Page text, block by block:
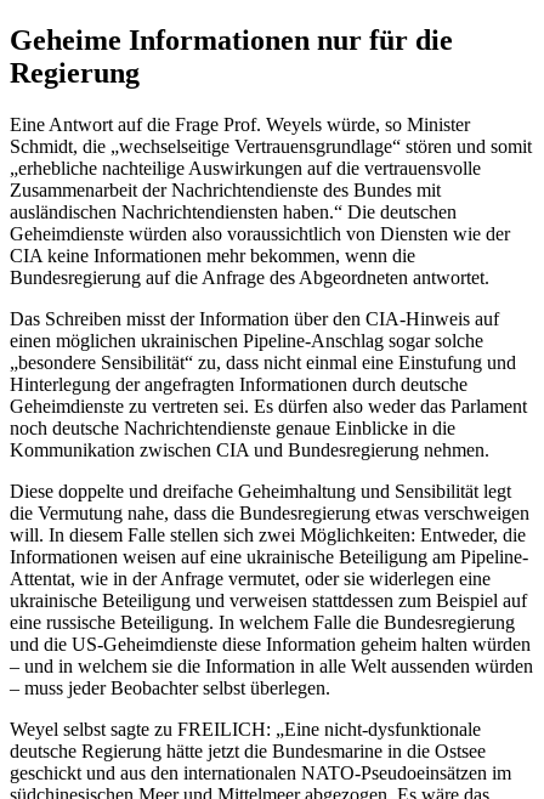
Geheime Informationen nur für die
Regierung
Eine Antwort auf die Frage Prof. Weyels würde, so Minister
Schmidt, die „wechselseitige Vertrauensgrundlage“ stören und somit
„erhebliche nachteilige Auswirkungen auf die vertrauensvolle
Zusammenarbeit der Nachrichtendienste des Bundes mit
ausländischen Nachrichtendiensten haben.“ Die deutschen
Geheimdienste würden also voraussichtlich von Diensten wie der
CIA keine Informationen mehr bekommen, wenn die
Bundesregierung auf die Anfrage des Abgeordneten antwortet.
Das Schreiben misst der Information über den CIA-Hinweis auf
einen möglichen ukrainischen Pipeline-Anschlag sogar solche
„besondere Sensibilität“ zu, dass nicht einmal eine Einstufung und
Hinterlegung der angefragten Informationen durch deutsche
Geheimdienste zu vertreten sei. Es dürfen also weder das Parlament
noch deutsche Nachrichtendienste genaue Einblicke in die
Kommunikation zwischen CIA und Bundesregierung nehmen.
Diese doppelte und dreifache Geheimhaltung und Sensibilität legt
die Vermutung nahe, dass die Bundesregierung etwas verschweigen
will. In diesem Falle stellen sich zwei Möglichkeiten: Entweder, die
Informationen weisen auf eine ukrainische Beteiligung am Pipeline-
Attentat, wie in der Anfrage vermutet, oder sie widerlegen eine
ukrainische Beteiligung und verweisen stattdessen zum Beispiel auf
eine russische Beteiligung. In welchem Falle die Bundesregierung
und die US-Geheimdienste diese Information geheim halten würden
– und in welchem sie die Information in alle Welt aussenden würden
– muss jeder Beobachter selbst überlegen.
Weyel selbst sagte zu FREILICH: „Eine nicht-dysfunktionale
deutsche Regierung hätte jetzt die Bundesmarine in die Ostsee
geschickt und aus den internationalen NATO-Pseudoeinsätzen im
südchinesischen Meer und Mittelmeer abgezogen. Es wäre das